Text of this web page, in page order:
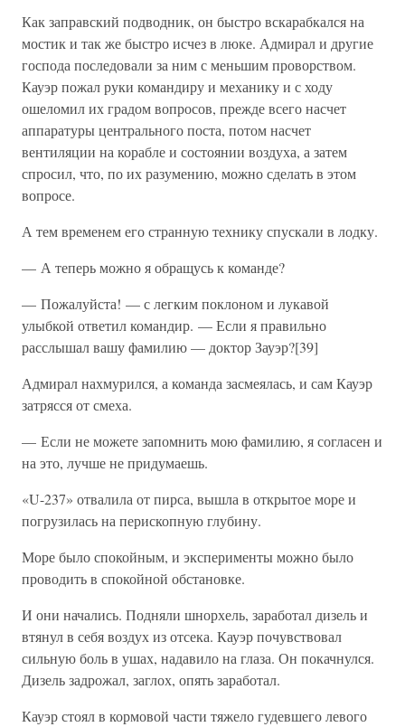
Как заправский подводник, он быстро вскарабкался на
мостик и так же быстро исчез в люке. Адмирал и другие
господа последовали за ним с меньшим проворством.
Кауэр пожал руки командиру и механику и с ходу
ошеломил их градом вопросов, прежде всего насчет
аппаратуры центрального поста, потом насчет
вентиляции на корабле и состоянии воздуха, а затем
спросил, что, по их разумению, можно сделать в этом
вопросе.
А тем временем его странную технику спускали в лодку.
— А теперь можно я обращусь к команде?
— Пожалуйста! — с легким поклоном и лукавой
улыбкой ответил командир. — Если я правильно
расслышал вашу фамилию — доктор Зауэр?[39]
Адмирал нахмурился, а команда засмеялась, и сам Кауэр
затрясся от смеха.
— Если не можете запомнить мою фамилию, я согласен и
на это, лучше не придумаешь.
«U-237» отвалила от пирса, вышла в открытое море и
погрузилась на перископную глубину.
Море было спокойным, и эксперименты можно было
проводить в спокойной обстановке.
И они начались. Подняли шнорхель, заработал дизель и
втянул в себя воздух из отсека. Кауэр почувствовал
сильную боль в ушах, надавило на глаза. Он покачнулся.
Дизель задрожал, заглох, опять заработал.
Кауэр стоял в кормовой части тяжело гудевшего левого